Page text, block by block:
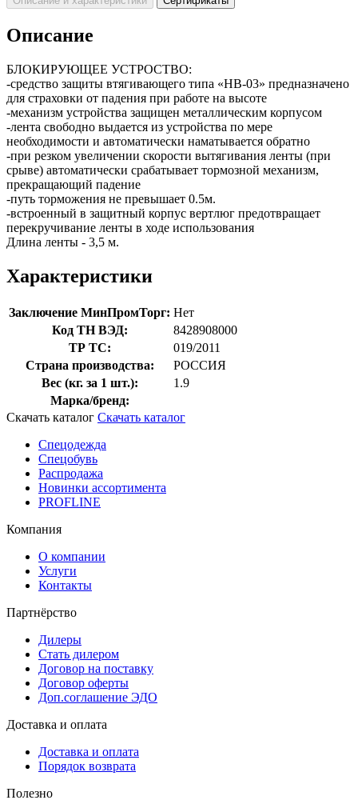
Описание
БЛОКИРУЮЩЕЕ УСТРОСТВО:
-средство защиты втягивающего типа «НВ-03» предназначено
для страховки от падения при работе на высоте
-механизм устройства защищен металлическим корпусом
-лента свободно выдается из устройства по мере
необходимости и автоматически наматывается обратно
-при резком увеличении скорости вытягивания ленты (при
срыве) автоматически срабатывает тормозной механизм,
прекращающий падение
-путь торможения не превышает 0.5м.
-встроенный в защитный корпус вертлюг предотвращает
перекручивание ленты в ходе использования
Длина ленты - 3,5 м.
Характеристики
Заключение МинПромТорг: Нет
Код ТН ВЭД:
8428908000
ТР ТС:
019/2011
Страна производства:
РОССИЯ
Вес (кг. за 1 шт.):
1.9
Марка/бренд:
Скачать каталог Скачать каталог
Спецодежда
Спецобувь
Распродажа
Новинки ассортимента
PROFLINE
Компания
О компании
Услуги
Контакты
Партнёрство
Дилеры
Стать дилером
Договор на поставку
Договор оферты
Доп.соглашение ЭДО
Доставка и оплата
Доставка и оплата
Порядок возврата
Полезно